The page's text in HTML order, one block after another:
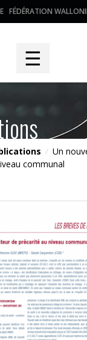
FÉDÉRATION
☰
/ Un
communal